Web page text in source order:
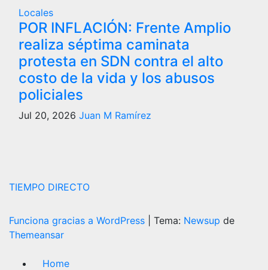
Locales
POR INFLACIÓN: Frente Amplio
realiza séptima caminata
protesta en SDN contra el alto
costo de la vida y los abusos
policiales
Jul 20, 2026 Juan M Ramírez
TIEMPO DIRECTO
Funciona gracias a WordPress Tema: Newsup de
Themeansar
Home